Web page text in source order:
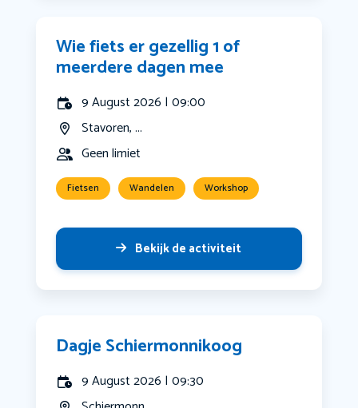
Wie fiets er gezellig 1 of
meerdere dagen mee
9 August 2026 | 09:00
Stavoren, ...
Geen limiet
Fietsen Wandelen Workshop
Bekijk de activiteit
Dagje Schiermonnikoog
9 August 2026 | 09:30